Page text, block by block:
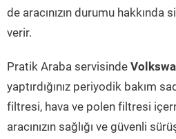
de aracınızın durumu
verir.
Pratik Araba servisinde
yaptırdığınız periyodik bakım
filtresi, hava ve polen filtresi
aracınızın sağlığı ve güvenli